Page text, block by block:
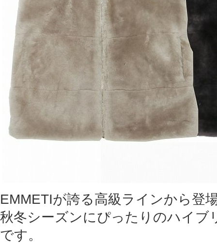
EMMETIが誇る高級ラインから登
秋冬シーズンにぴったりのハイブ
です。